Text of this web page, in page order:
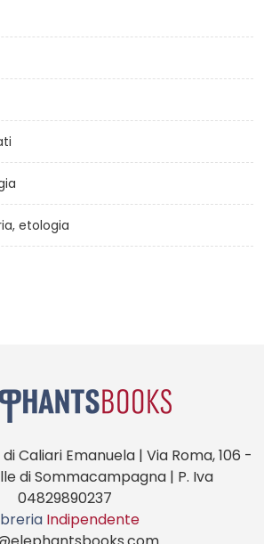
etologia
di Caliari Emanuela | Via Roma, 106 -
di Sommacampagna | P. Iva
04829890237
Indipendente